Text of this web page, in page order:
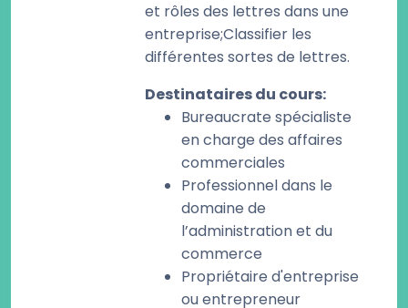
et rôles des lettres dans une
entreprise;Classifier les
différentes sortes de lettres.
Destinataires du cours:
Bureaucrate spécialiste
en charge des affaires
commerciales
Professionnel dans le
domaine de
l’administration et du
commerce
Propriétaire d'entreprise
ou entrepreneur